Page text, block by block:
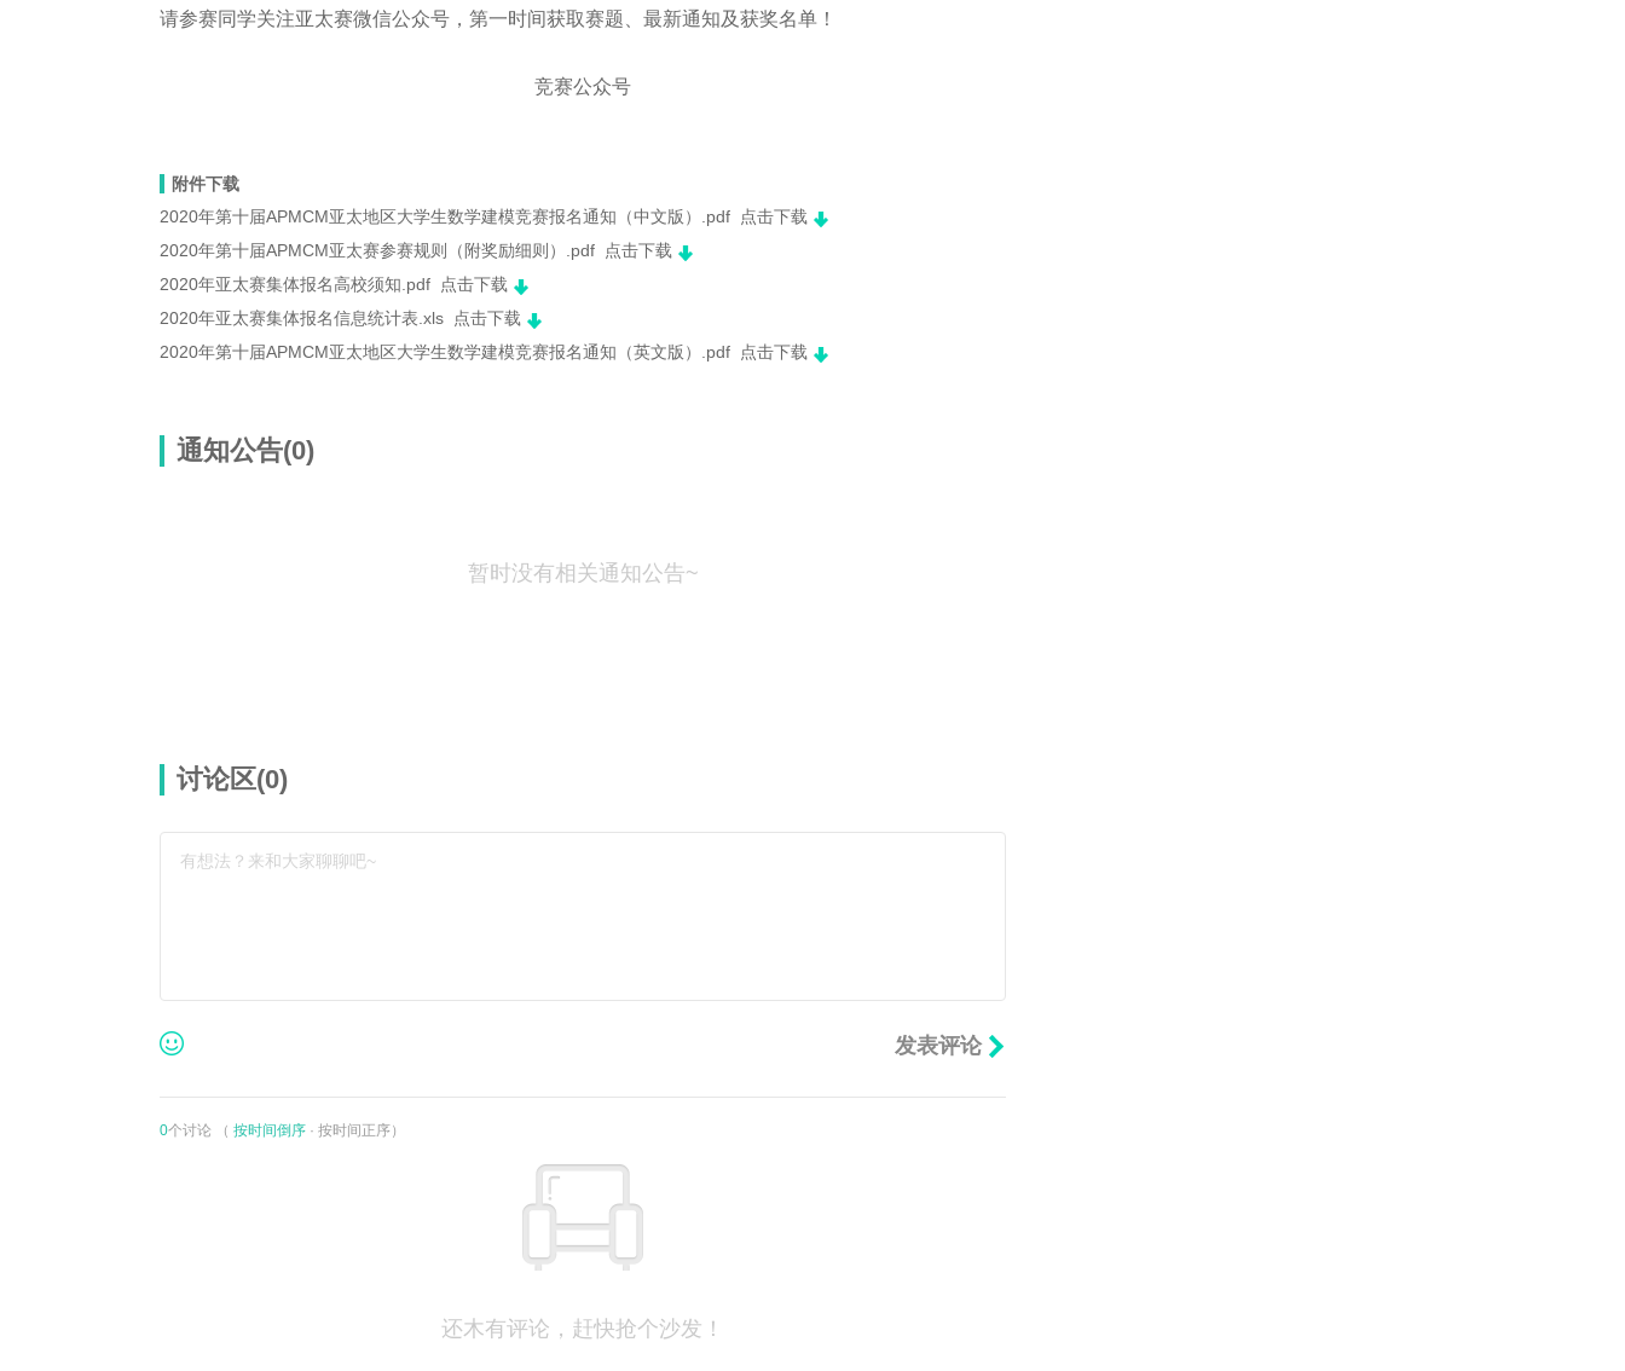
请参赛同学关注亚太赛微信公众号，第一时间获取赛题、最新通知及获奖名单！
竞赛公众号
附件下载
2020年第十届APMCM亚太地区大学生数学建模竞赛报名通知（中文版）.pdf
点击下载
2020年第十届APMCM亚太赛参赛规则（附奖励细则）.pdf
点击下载
2020年亚太赛集体报名高校须知.pdf
点击下载
2020年亚太赛集体报名信息统计表.xls
点击下载
2020年第十届APMCM亚太地区大学生数学建模竞赛报名通知（英文版）.pdf
点击下载
通知公告(0)
暂时没有相关通知公告~
讨论区(0)
有想法？来和大家聊聊吧~
0个讨论 （ 按时间倒序 · 按时间正序）
还木有评论，赶快抢个沙发！